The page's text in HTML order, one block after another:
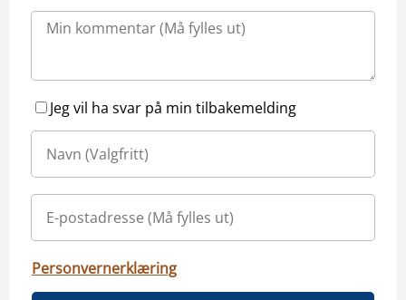
Jeg vil ha svar på min tilbakemelding
Personvernerklæring